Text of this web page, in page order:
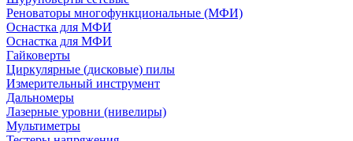
Реноваторы многофункциональные (МФИ)
Оснастка для МФИ
Оснастка для МФИ
Гайковерты
Циркулярные (дисковые) пилы
Измерительный инструмент
Дальномеры
Лазерные уровни (нивелиры)
Мультиметры